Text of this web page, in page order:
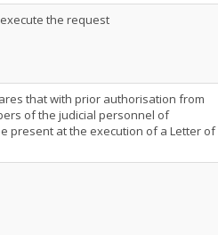
the request
that with prior authorisation from
of the judicial personnel of
present at the execution of a Letter of